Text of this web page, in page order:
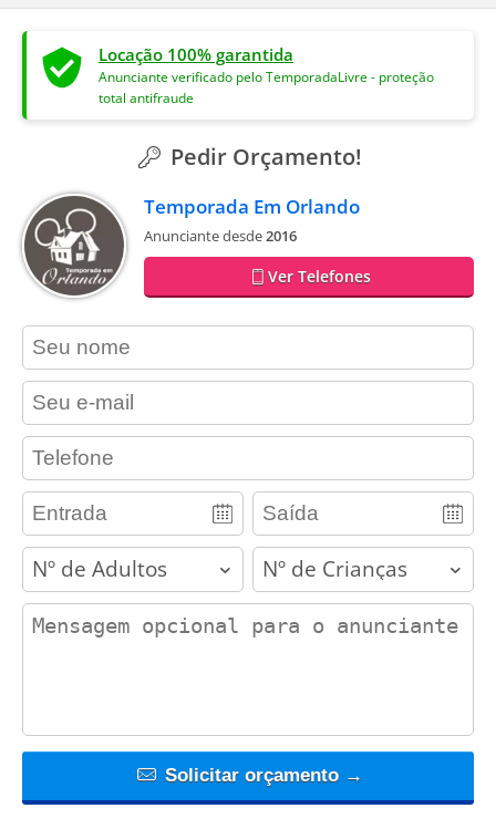
Locação 100% garantida
Anunciante verificado pelo TemporadaLivre - proteção
total antifraude
Pedir Orçamento!
Temporada Em Orlando
Anunciante desde2016
Ver Telefones
contact_name
contact_email
contact_phone
adults children
contact_message
Solicitar orçamento →